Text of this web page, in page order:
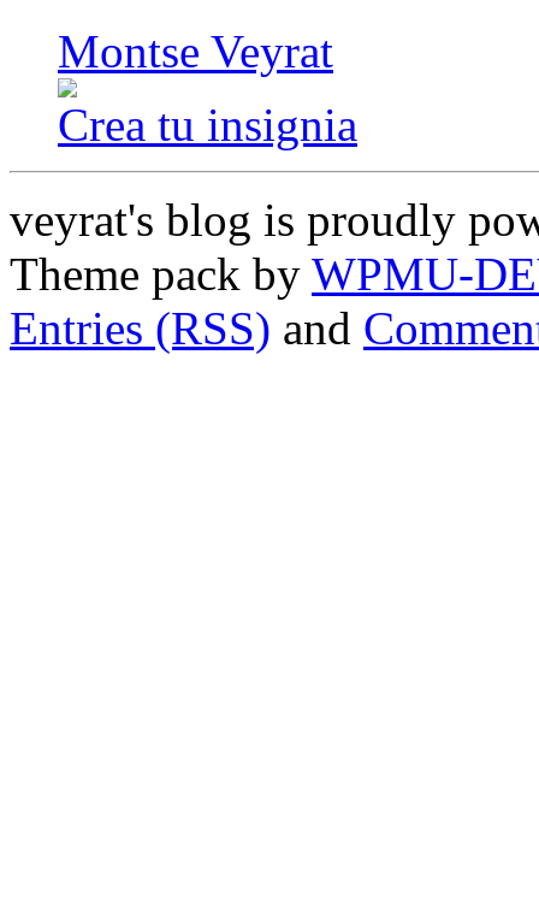
Montse Veyrat
Crea tu insignia
veyrat's blog is proudly
Theme pack by WPMU-
Entries (RSS) and